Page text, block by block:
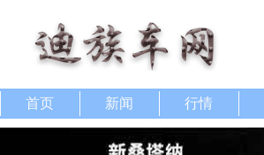
首页 新闻 行情